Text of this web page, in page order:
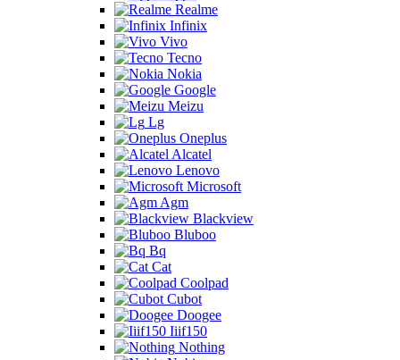
Realme
Infinix
Vivo
Tecno
Nokia
Google
Meizu
Lg
Oneplus
Alcatel
Lenovo
Microsoft
Agm
Blackview
Bluboo
Bq
Cat
Coolpad
Cubot
Doogee
Iiif150
Nothing